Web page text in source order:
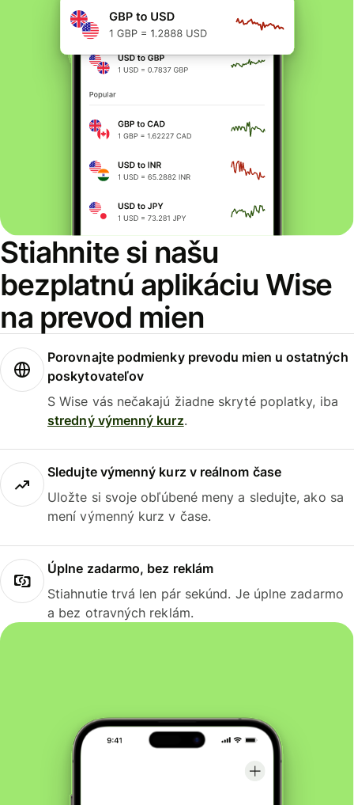
Stiahnite si našu
bezplatnú aplikáciu Wise
na prevod mien
Porovnajte podmienky prevodu mien u ostatných
poskytovateľov
S Wise vás nečakajú žiadne skryté poplatky, iba
stredný výmenný kurz.
Sledujte výmenný kurz v reálnom čase
Uložte si svoje obľúbené meny a sledujte, ako sa
mení výmenný kurz v čase.
Úplne zadarmo, bez reklám
Stiahnutie trvá len pár sekúnd. Je úplne zadarmo
a bez otravných reklám.